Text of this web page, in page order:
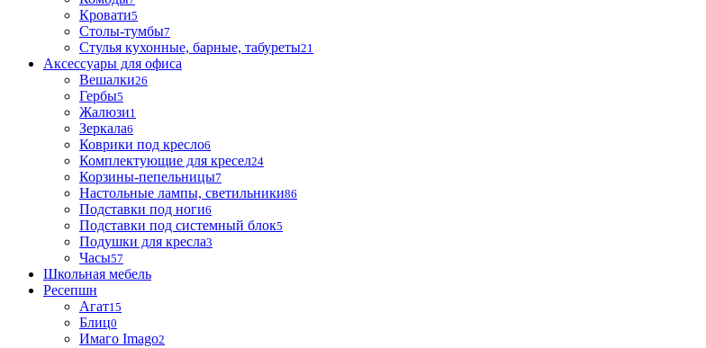
Кровати5
Столы-тумбы7
Стулья кухонные, барные, табуреты21
Аксессуары для офиса
Вешалки26
Гербы5
Жалюзи1
Зеркала6
Коврики под кресло6
Комплектующие для кресел24
Корзины-пепельницы7
Настольные лампы, светильники86
Подставки под ноги6
Подставки под системный блок5
Подушки для кресла3
Часы57
Школьная мебель
Ресепшн
Агат15
Блиц0
Имаго Imago2